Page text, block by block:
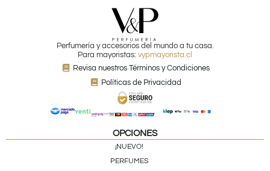
Perfumería y accesorios del mundo a tu casa.
Para mayoristas: vypmayorista.cl
Revisa nuestros Términos y Condiciones
Políticas de Privacidad
OPCIONES
¡NUEVO!
PERFUMES